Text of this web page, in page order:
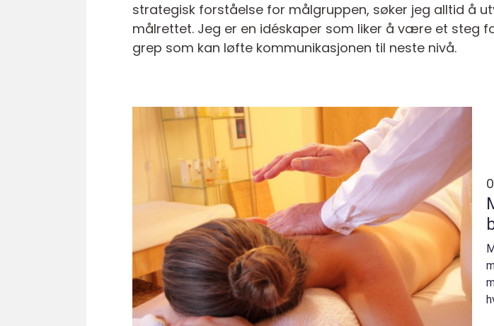
strategisk forståelse for målgruppen, søker jeg alltid å
målrettet. Jeg er en idéskaper som liker å være et steg
grep som kan løfte kommunikasjonen til neste nivå.